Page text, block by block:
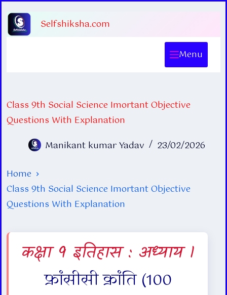
Skip
to
Selfshiksha.com
Menu
Class 9th Social Science Imortant Objective
Questions With Explanation
Manikant kumar Yadav
23/02/2026
Home
Class 9th Social Science Imortant Objective
Questions With Explanation
कक्षा 9 इतिहास : अध्याय 1
फ्रांसीसी क्रांति (100